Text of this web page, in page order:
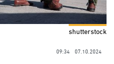
shutterstock
07.10.2024
09:34